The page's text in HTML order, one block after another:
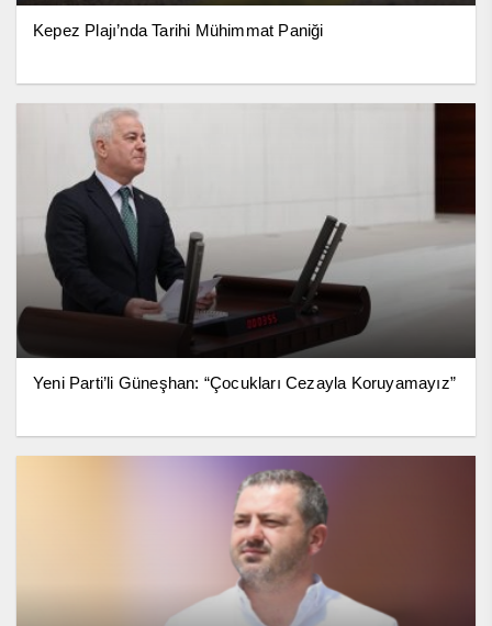
Kepez Plajı’nda Tarihi Mühimmat Paniği
Yeni Parti’li Güneşhan: “Çocukları Cezayla Koruyamayız”